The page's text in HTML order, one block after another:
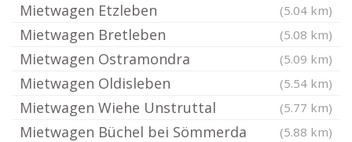
Mietwagen Etzleben (5.04 km)
Mietwagen Bretleben (5.08 km)
Mietwagen Ostramondra (5.09 km)
Mietwagen Oldisleben (5.54 km)
Mietwagen Wiehe Unstruttal (5.77 km)
Mietwagen Büchel bei Sömmerda (5.88 km)